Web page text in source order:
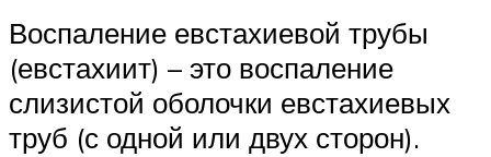
Воспаление евстахиевой трубы
(евстахиит) – это воспаление
слизистой оболочки евстахиевых
труб (с одной или двух сторон).